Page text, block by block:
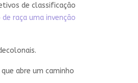
de classificação
raça uma invenção
abre um caminho